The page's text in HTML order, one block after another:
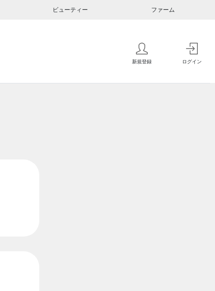
ビューティー ファーム
新規登録 ログイン